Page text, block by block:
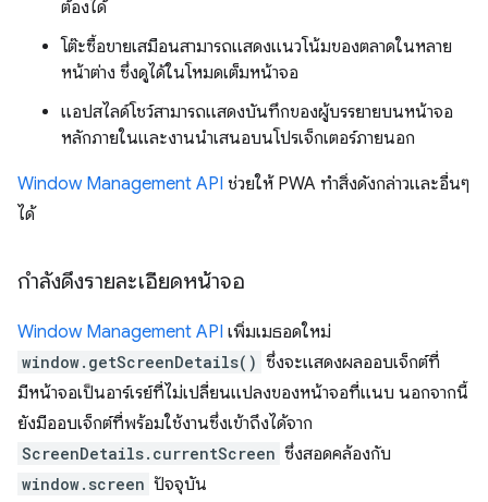
ต้องได้
โต๊ะซื้อขายเสมือนสามารถแสดงแนวโน้มของตลาดในหลาย
หน้าต่าง ซึ่งดูได้ในโหมดเต็มหน้าจอ
แอปสไลด์โชว์สามารถแสดงบันทึกของผู้บรรยายบนหน้าจอ
หลักภายในและงานนำเสนอบนโปรเจ็กเตอร์ภายนอก
Window Management API ช่วยให้ PWA ทำสิ่งดังกล่าวและอื่นๆ
ได้
กำลังดึงรายละเอียดหน้าจอ
Window Management API เพิ่มเมธอดใหม่
window.getScreenDetails() ซึ่งจะแสดงผลออบเจ็กต์ที่
มีหน้าจอเป็นอาร์เรย์ที่ไม่เปลี่ยนแปลงของหน้าจอที่แนบ นอกจากนี้
ยังมีออบเจ็กต์ที่พร้อมใช้งานซึ่งเข้าถึงได้จาก
ScreenDetails.currentScreen ซึ่งสอดคล้องกับ
window.screen ปัจจุบัน